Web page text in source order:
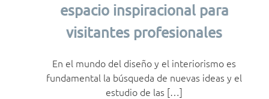
espacio inspiracional para
visitantes profesionales
En el mundo del diseño y el interiorismo es
fundamental la búsqueda de nuevas ideas y el
estudio de las […]